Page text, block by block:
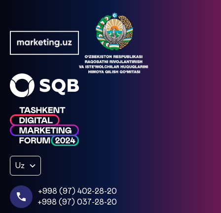
Uz
+998 (97) 402-28-20
+998 (97) 037-28-20